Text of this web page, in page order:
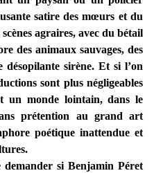
satire des mœurs et du
agraires, avec du bétail
des animaux sauvages, des
désopilante sirène. Et si l’on
sont plus négligeables
un monde lointain, dans le
prétention au grand art
poétique inattendue et
si Benjamin Péret